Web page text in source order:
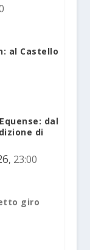
al Castello
dal
di
, 23:00
giro